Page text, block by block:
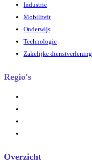
Industrie
Mobiliteit
Onderwijs
Technologie
Zakelijke dienstverlening
Regio's
Overzicht